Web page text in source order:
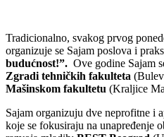
Tradicionalno, svakog prvog
organizuje se Sajam poslova i
budućnost!”. Ove godine Sajam
Zgradi tehničkih fakulteta
Mašinskom fakultetu (Kraljice
Sajam organizuju dve neprofitne i
koje se fokusiraju na unapređenje